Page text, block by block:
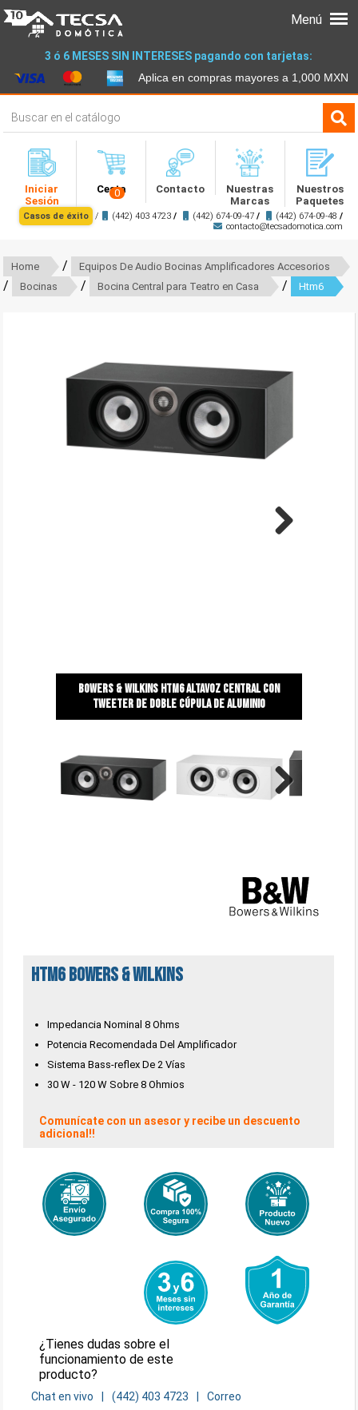
3 ó 6 MESES SIN INTERESES pagando con tarjetas:
Aplica en compras mayores a 1,000 MXN
Iniciar
Sesión
Cesta
0 Contacto
Nuestras
Marcas
Nuestros
Paquetes
Casos de éxito / (442) 403 4723 / (442) 674-09-47 / (442) 674-09-48 /
contacto@tecsadomotica.com
Menú
Home / Equipos De Audio Bocinas Amplificadores Accesorios
/ Bocinas / Bocina Central para Teatro en Casa / Htm6
Bowers & wilkins htm6 altavoz central con
tweeter de doble cúpula de aluminio
HTM6 BOWERS & WILKINS
Impedancia Nominal 8 Ohms
Potencia Recomendada Del Amplificador
Sistema Bass-reflex De 2 Vías
30 W - 120 W Sobre 8 Ohmios
Comunícate con un asesor y recibe un descuento
adicional!!
¿Tienes dudas sobre el
funcionamiento de este
producto?
Chat en vivo (442) 403 4723 Correo